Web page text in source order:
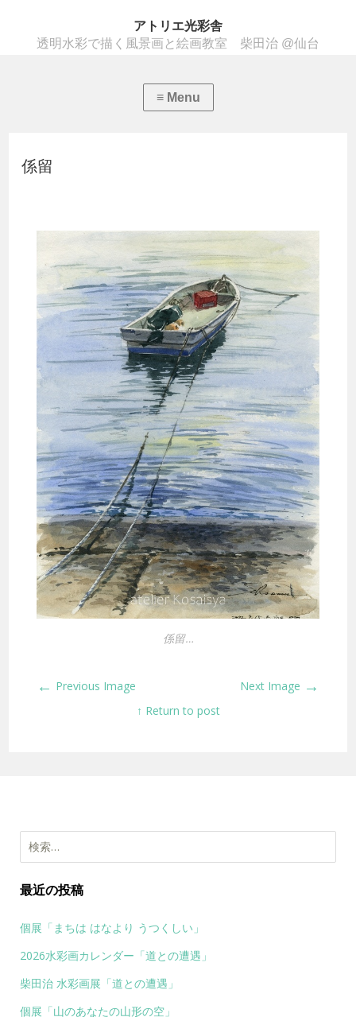
アトリエ光彩舎
透明水彩で描く風景画と絵画教室 柴田治 @仙台
係留
係留…
← Previous Image Next Image →
↑ Return to post
索:
最近の投稿
個展「まちは はなより うつくしい」
2026水彩画カレンダー「道との遭遇」
柴田治 水彩画展「道との遭遇」
個展「山のあなたの山形の空」